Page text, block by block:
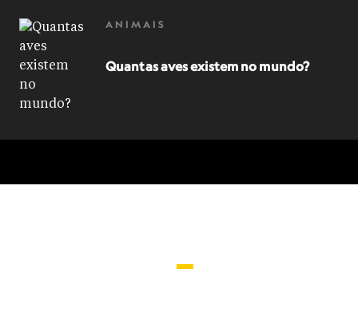
ANIMAIS
Quantas aves existem no mundo?